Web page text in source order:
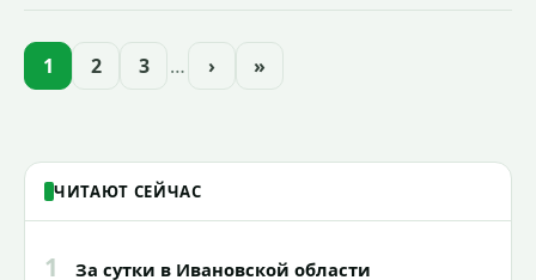
автомобилистка и 17-летний подросток
1 2 3 … › »
ЧИТАЮТ СЕЙЧАС
1
За сутки в Ивановской области